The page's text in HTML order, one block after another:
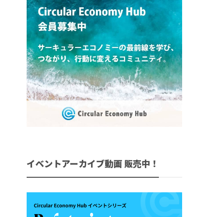
イベントアーカイブ動画 販売中！